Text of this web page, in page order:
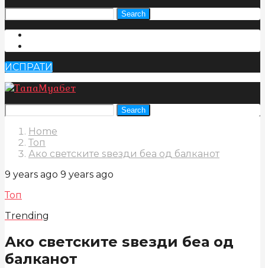
Search
ИСПРАТИ
Search
Home
Топ
Ако светските ѕвезди беа од балканот
9 years ago 9 years ago
Топ
Trending
Ако светските ѕвезди беа од
балканот